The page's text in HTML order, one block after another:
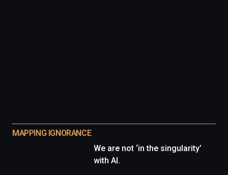
MAPPING IGNORANCE
We are not ‘in the singularity’
with AI.